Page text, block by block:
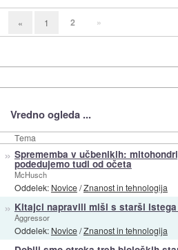
« 1 2 »
Vredno ogleda ...
Tema
» Sprememba v učbenikih:
podedujemo tudi od očeta
McHusch
Oddelek: Novice/Znanost in tehnologija
» Kitajci napravili miši s starši istega
Aggressor
Oddelek: Novice/Znanost in tehnologija